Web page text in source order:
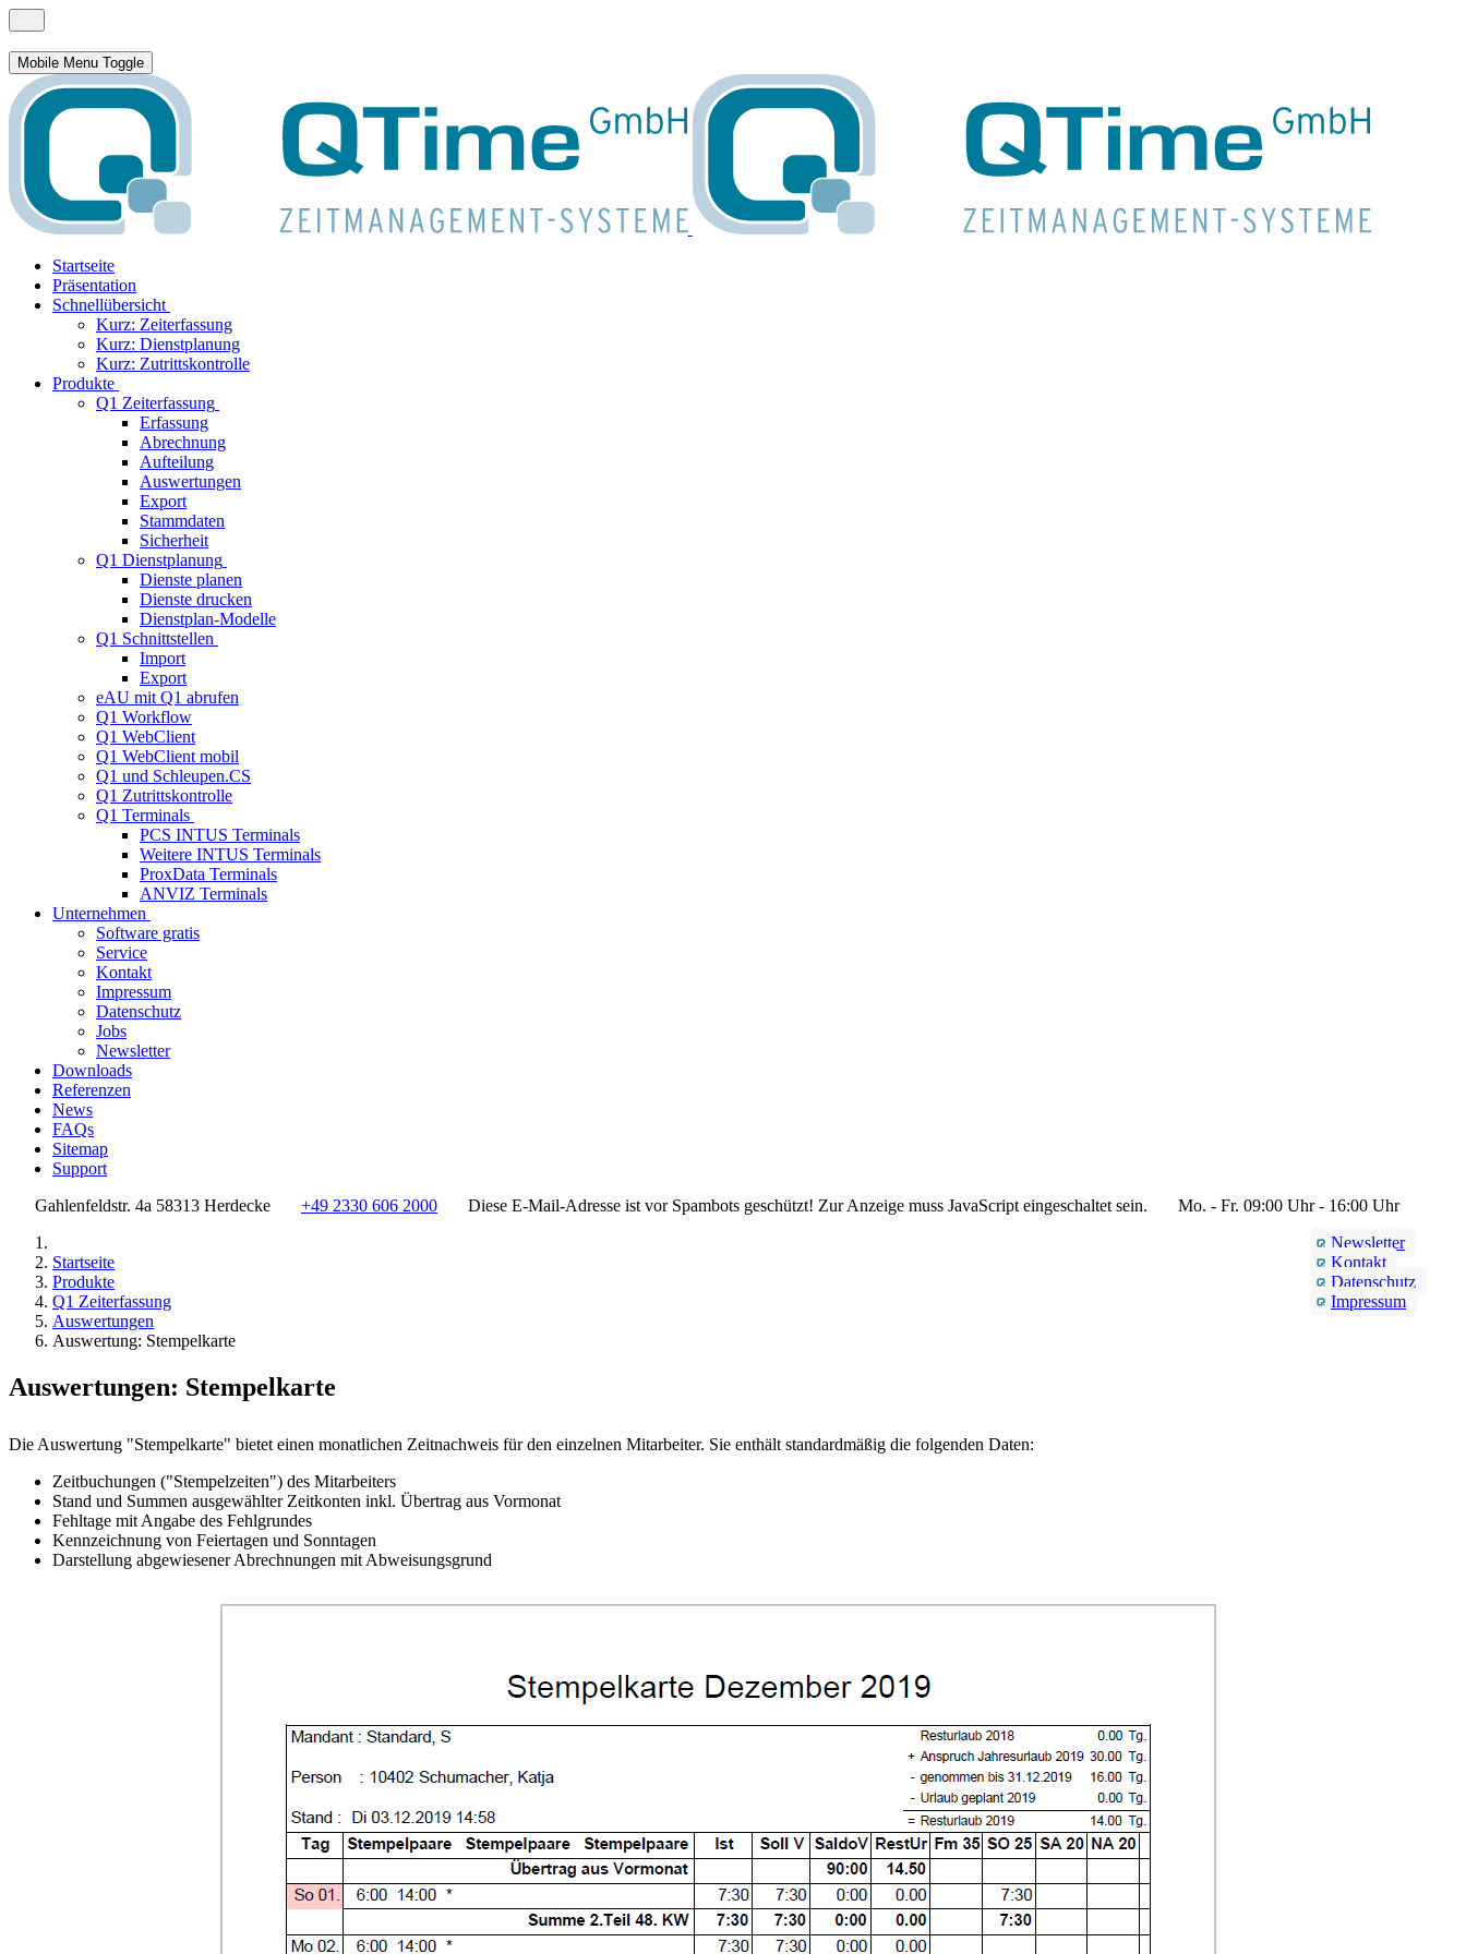
Mobile Menu Toggle
Startseite
Präsentation
Schnellübersicht
Kurz: Zeiterfassung
Kurz: Dienstplanung
Kurz: Zutrittskontrolle
Produkte
Q1 Zeiterfassung
Erfassung
Abrechnung
Aufteilung
Auswertungen
Export
Stammdaten
Sicherheit
Q1 Dienstplanung
Dienste planen
Dienste drucken
Dienstplan-Modelle
Q1 Schnittstellen
Import
Export
eAU mit Q1 abrufen
Q1 Workflow
Q1 WebClient
Q1 WebClient mobil
Q1 und Schleupen.CS
Q1 Zutrittskontrolle
Q1 Terminals
PCS INTUS Terminals
Weitere INTUS Terminals
ProxData Terminals
ANVIZ Terminals
Unternehmen
Software gratis
Service
Kontakt
Impressum
Datenschutz
Jobs
Newsletter
Downloads
Referenzen
News
FAQs
Sitemap
Support
Gahlenfeldstr. 4a 58313 Herdecke
+49 2330 606 2000 Diese E-Mail-Adresse ist vor Spambots geschützt! Zur Anzeige muss JavaScript eingeschaltet sein.
Mo. - Fr. 09:00 Uhr - 16:00 Uhr
Newsletter
Kontakt
Datenschutz
Impressum
Startseite
Produkte
Q1 Zeiterfassung
Auswertungen
Auswertung: Stempelkarte
Auswertungen: Stempelkarte
Die Auswertung "Stempelkarte" bietet einen monatlichen Zeitnachweis für den einzelnen Mitarbeiter. Sie enthält standardmäßig die folgenden Daten:
Zeitbuchungen ("Stempelzeiten") des Mitarbeiters
Stand und Summen ausgewählter Zeitkonten inkl. Übertrag aus Vormonat
Fehltage mit Angabe des Fehlgrundes
Kennzeichnung von Feiertagen und Sonntagen
Darstellung abgewiesener Abrechnungen mit Abweisungsgrund